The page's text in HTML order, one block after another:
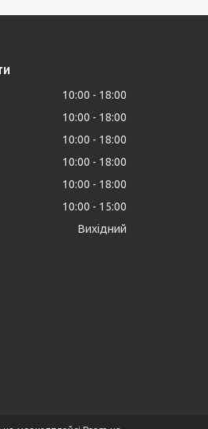
10:00
18:00
10:00
18:00
10:00
18:00
10:00
18:00
10:00
18:00
10:00
15:00
Вихідний